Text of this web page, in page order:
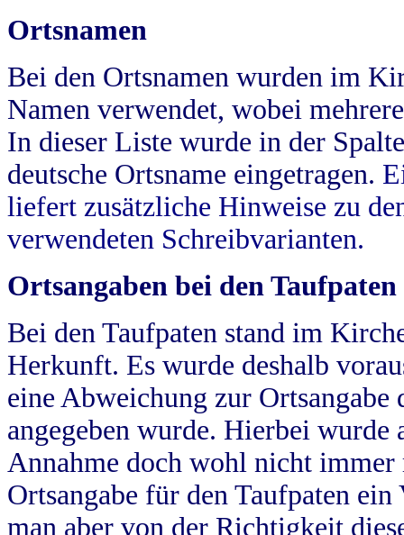
Ortsnamen
Bei den Ortsnamen wurden im
Namen verwendet, wobei
In dieser Liste wurde in der
deutsche Ortsname eingetragen.
liefert zusätzliche Hinweise zu
verwendeten Schreibvarianten.
Ortsangaben bei den Taufpaten
Bei den Taufpaten stand im
Herkunft. Es wurde deshalb
eine Abweichung zur
angegeben wurde. Hierbei wurde
Annahme doch wohl nicht
Ortsangabe für den Taufpaten
man aber von der Richtigkeit